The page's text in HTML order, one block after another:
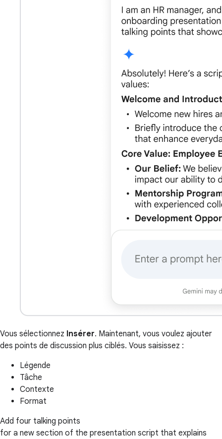
Vous sélectionnez Insérer. Maintenant, vous voulez ajouter
des points de discussion plus ciblés. Vous saisissez :
Légende
Tâche
Contexte
Format
Add four talking points
for a new section of the presentation script that explains